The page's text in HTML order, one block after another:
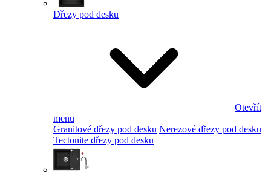
Dřezy pod desku
Otevřít
menu
Granitové dřezy pod desku Nerezové dřezy pod desku
Tectonite dřezy pod desku